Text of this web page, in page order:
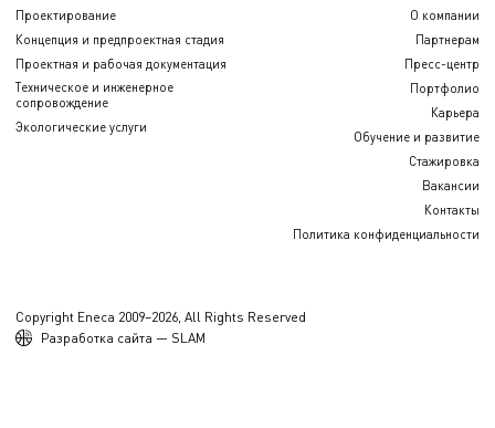
Проектирование
Концепция и предпроектная стадия
Проектная и рабочая документация
Техническое и инженерное
сопровождение
Экологические услуги
О компании
Партнерам
Пресс-центр
Портфолио
Карьера
Обучение и развитие
Стажировка
Вакансии
Контакты
Политика конфиденциальности
Copyright Eneca 2009–2026, All Rights Reserved
Разработка сайта — SLAM